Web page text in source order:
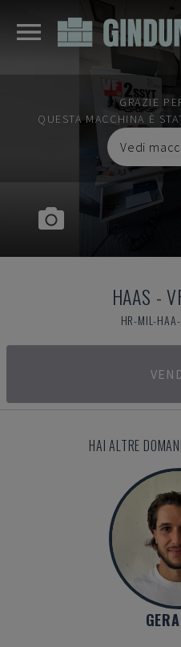
GRAZIE
QUESTA MACCHINA È
Vedi
HAAS -
HR-MIL-
HAI ALTRE